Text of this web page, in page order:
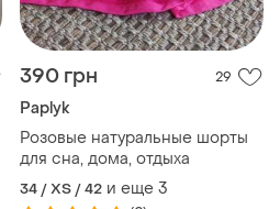
390 грн 29
Paplyk
Розовые натуральные шорты
для сна, дома, отдыха
34 / XS / 42 и еще 3